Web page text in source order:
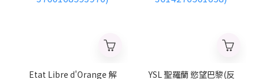
Etat Libre d'Orange 解
YSL 聖羅蘭 慾望巴黎(反